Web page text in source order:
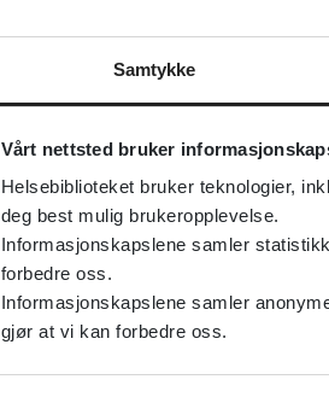
Samtykke
Vårt nettsted bruker
Helsebiblioteket bruker teknologier,
deg best mulig brukeropplevelse.
Informasjonskapslene samler
forbedre oss.
Informasjonskapslene samler
gjør at vi kan forbedre oss.